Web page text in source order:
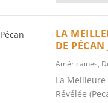
LA
DE
Américaines,
La Meilleure
Révélée